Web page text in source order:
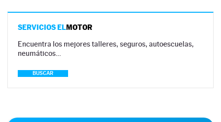
SERVICIOS ELMOTOR
Encuentra los mejores talleres, seguros, autoescuelas,
neumáticos…
BUSCAR